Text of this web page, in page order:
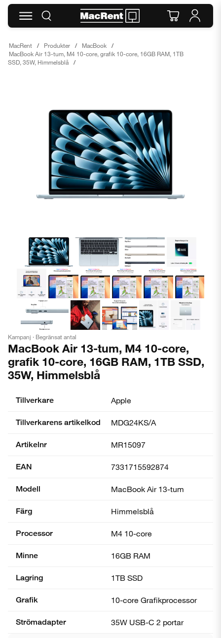
MacRent Produkter
MacBook
MacBook Air 13-tum, M4 10-core, grafik 10-core, 16GB RAM, 1TB
SSD, 35W, Himmelsblå
Kampanj · Begränsat antal
MacBook Air 13-tum, M4 10-core,
grafik 10-core, 16GB RAM, 1TB SSD,
35W, Himmelsblå
Tillverkare Apple
Tillverkarens artikelkod MDG24KS/A
Artikelnr MR15097
EAN 7331715592874
Modell MacBook Air 13-tum
Färg Himmelsblå
Processor M4 10-core
Minne 16GB RAM
Lagring 1TB SSD
Grafik 10-core Grafik­processor
Strömadapter 35W USB-C 2 portar